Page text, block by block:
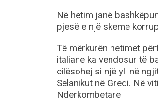
Në hetim janë
pjesë e një skeme
Të mërkurën hetimet
italiane ka vendosur të
cilësohej si një yll në
Selanikut në Greqi. Në
Ndërkombëtare